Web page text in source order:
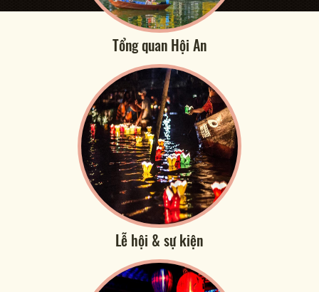
Tổng quan Hội An
Lễ hội & sự kiện